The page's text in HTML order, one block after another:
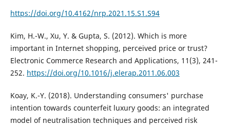
https://doi.org/10.4162/nrp.2021.15.S1.S94
Kim, H.-W., Xu, Y. & Gupta, S. (2012). Which is more
important in Internet shopping, perceived price or trust?
Electronic Commerce Research and Applications, 11(3), 241-
252. https://doi.org/10.1016/j.elerap.2011.06.003
Koay, K.-Y. (2018). Understanding consumers' purchase
intention towards counterfeit luxury goods: an integrated
model of neutralisation techniques and perceived risk